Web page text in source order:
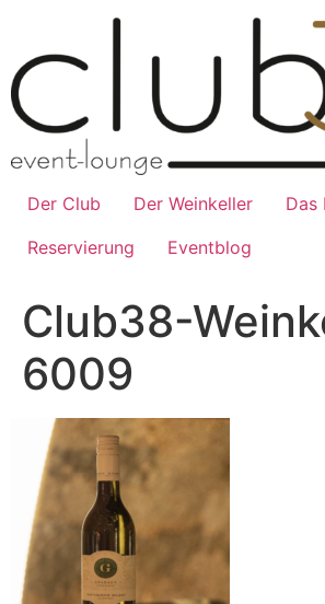
wechseln
Der Club Der Weinkeller
Das
Reservierung
Eventblog
Club38-
6009